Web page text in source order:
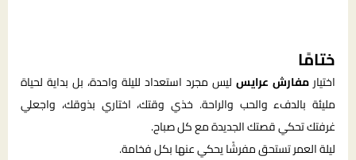
ختامًا
اختيار مفارش عرايس ليس مجرد استعداد لليلة واحدة، بل بداية لحياة
مليئة بالدفء والحب والراحة. خذي وقتك، اختاري بذوقك، واجعلي
غرفتك تحكي قصتك الجديدة مع كل صباح.
ليلة العمر تستحق مفرشًا يحكي عنها بكل فخامة.